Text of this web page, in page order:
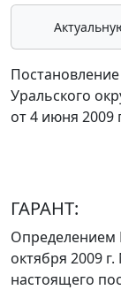
Уральского
от 4 июня 2009
ГАРАНТ:
Определением
октября 2009
настоящего